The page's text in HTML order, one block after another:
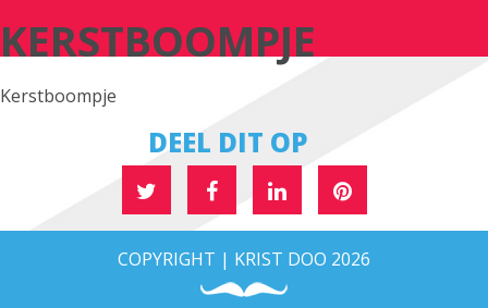
KERSTBOOMPJE
Kerstboompje
DEEL DIT OP
COPYRIGHT | KRIST DOO 2026